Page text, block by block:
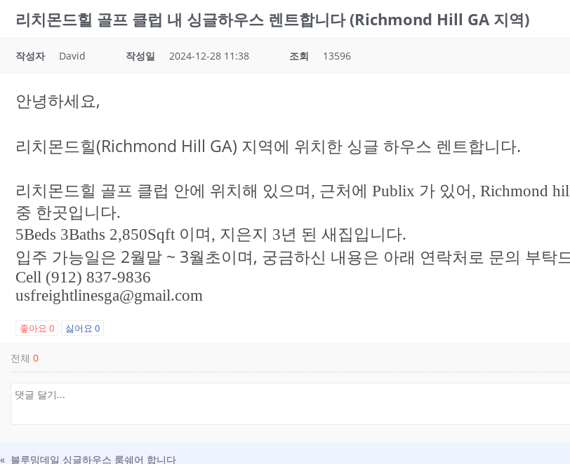
리치몬드힐 골프 클럽 내 싱글하우스 렌트합니다 (Richmond Hill GA 지역)
작성자 David 작성일 2024-12-28 11:38 조회 13596
안녕하세요,
리치몬드힐(Richmond Hill GA) 지역에 위치한 싱글 하우스 렌트합니다.
리치몬드힐 골프 클럽 안에 위치해 있으며, 근처에 Publix 가 있어, Richmond
중 한곳입니다.
5Beds 3Baths 2,850Sqft 이며, 지은지 3년 된 새집입니다.
입주 가능일은 2월말 ~ 3월초이며, 궁금하신 내용은 아래 연락처로 문의 부탁
Cell (912) 837-9836
usfreightlinesga@gmail.com
좋아요 0 싫어요 0
전체 0
« 블루밍데일 싱글하우스 룸쉐어 합니다